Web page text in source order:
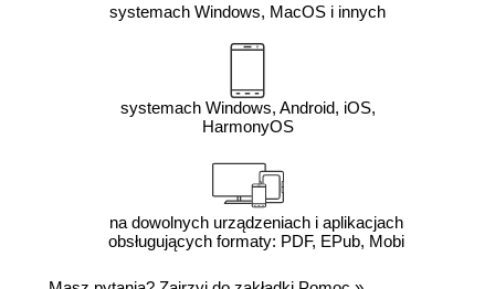
systemach Windows, MacOS i innych
systemach Windows, Android, iOS,
HarmonyOS
na dowolnych urządzeniach i aplikacjach
obsługujących formaty: PDF, EPub, Mobi